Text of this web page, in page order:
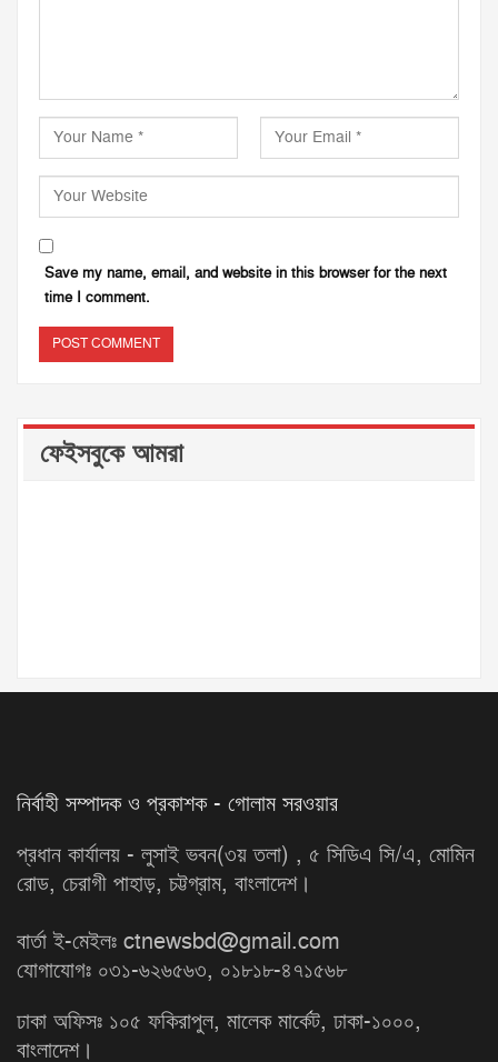
Save my name, email, and website in this browser for the next
time I comment.
ফেইসবুকে আমরা
নির্বাহী সম্পাদক ও প্রকাশক - গোলাম সরওয়ার
প্রধান কার্যালয় - লুসাই ভবন(৩য় তলা) , ৫ সিডিএ সি/এ, মোমিন
রোড, চেরাগী পাহাড়, চট্টগ্রাম, বাংলাদেশ।
বার্তা ই-মেইলঃ ctnewsbd@gmail.com
যোগাযোগঃ ০৩১-৬২৬৫৬৩, ০১৮১৮-৪৭১৫৬৮
ঢাকা অফিসঃ ১০৫ ফকিরাপুল, মালেক মার্কেট, ঢাকা-১০০০,
বাংলাদেশ।